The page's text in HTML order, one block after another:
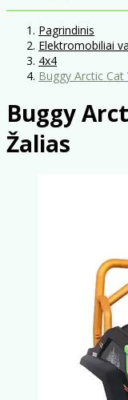
Pagrindinis
Elektromobiliai
4x4
Buggy Arctic Cat
Buggy
Žalias